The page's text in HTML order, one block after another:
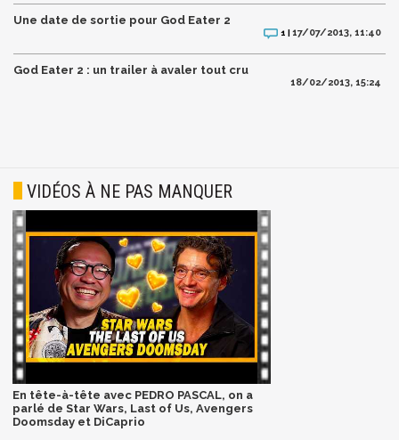
Une date de sortie pour God Eater 2
1 |17/07/2013, 11:40
God Eater 2 : un trailer à avaler tout cru
18/02/2013, 15:24
VIDÉOS À NE PAS MANQUER
En tête-à-tête avec PEDRO PASCAL, on a
parlé de Star Wars, Last of Us, Avengers
Doomsday et DiCaprio